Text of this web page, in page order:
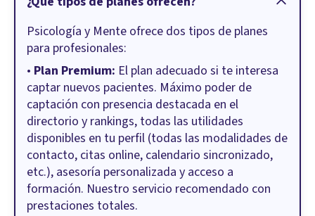
Psicología y Mente ofrece dos tipos de planes
para profesionales:
• Plan Premium: El plan adecuado si te interesa
captar nuevos pacientes. Máximo poder de
captación con presencia destacada en el
directorio y rankings, todas las utilidades
disponibles en tu perfil (todas las modalidades de
contacto, citas online, calendario sincronizado,
etc.), asesoría personalizada y acceso a
formación. Nuestro servicio recomendado con
prestaciones totales.